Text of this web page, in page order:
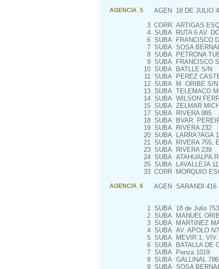
AGENCIA 5 AGEN 18 DE JULIO
3 CORR ARTIGAS
4 SUBA RUTA 6 AV.
6 SUBA FRANCISCO
7 SUBA SOSA
8 SUBA PETRONA
9 SUBA FRANCISCO
10 SUBA BATLLE S/N
11 SUBA PEREZ
12 SUBA M. ORIBE S/N
13 SUBA TELEMACO
14 SUBA WILSON
15 SUBA ZELMAR
17 SUBA RIVERA 885
18 SUBA BVAR.
19 SUBA RIVERA 232
20 SUBA LARRA?AGA
21 SUBA RIVERA 755,
23 SUBA RIVERA 239
24 SUBA ATAHUALPA
25 SUBA LAVALLEJA
33 CORR MORQUIO
AGENCIA 6 AGEN SARANDI 416
1 SUBA 18 de Julio 753
2 SUBA MANUEL
3 SUBA MARTINEZ
4 SUBA AV. APOLO
5 SUBA MEVIR 1, VIV.
6 SUBA BATALLA DE
7 SUBA Penza 1019
8 SUBA GALLINAL
9 SUBA SOSA